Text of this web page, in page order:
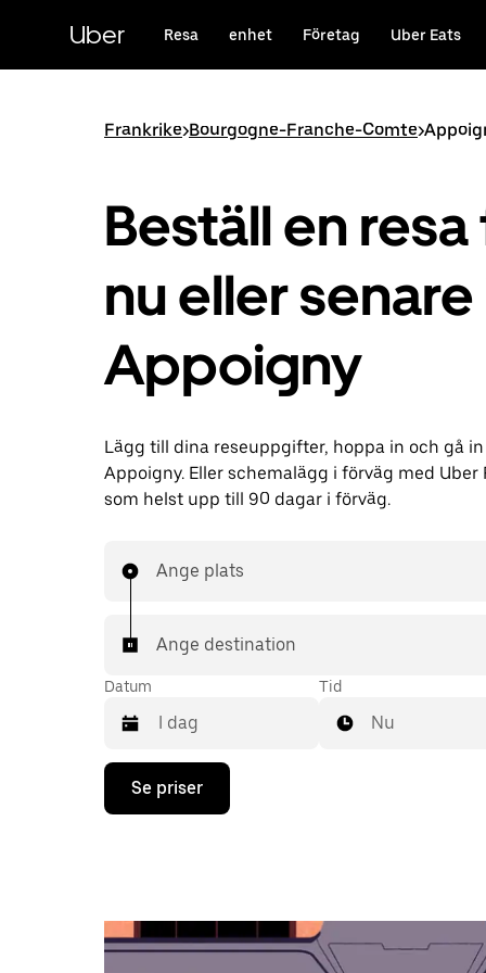
huvudinnehållet
Uber Resa enhet Företag Uber Eats
Frankrike>Bourgogne-Franche-Comte>
Beställ en
nu eller senare
Appoigny
Lägg till dina reseuppgifter, hoppa in och gå
Appoigny. Eller schemalägg i förväg med Uber
som helst upp till 90 dagar i förväg.
Ange plats
Ange destination
Datum
Tryck
nedåtpilen
välja
ett
Tid
Nu
Se priser